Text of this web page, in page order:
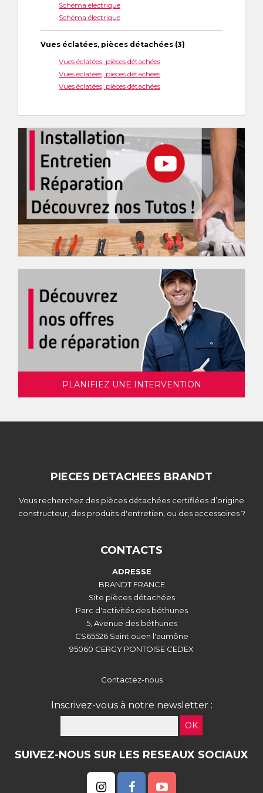
Schéma électrique
Schéma électrique
Vues éclatées, pièces détachées (3)
Vues éclatées, pièces détachées
Vues éclatées, pièces détachées
Vues éclatées, pièces détachées
PLANIFIEZ UNE INTERVENTION
PIECES DETACHEES BRANDT
Vous recherchez des pièces détachées certifiées d’origine
constructeur, des produits d'entretien, ou des accessoires ?
CONTACTS
ADRESSE
BRANDT FRANCE
Site pièces détachées
Parc d'activités des béthunes
5, Avenue des béthunes
CS65526 Saint ouen l'aumône
95060 CERGY PONTOISE CEDEX
Contactez-nous
Inscrivez-vous à notre newsletter :
OK
SUIVEZ-NOUS SUR LES RESEAUX SOCIAUX